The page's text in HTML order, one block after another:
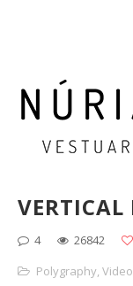
VERTICAL
4 26842
Polygraphy, Video